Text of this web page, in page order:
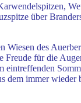
über
Wiesen des
Freude fürdie
eintreffenden
dem immer wieder